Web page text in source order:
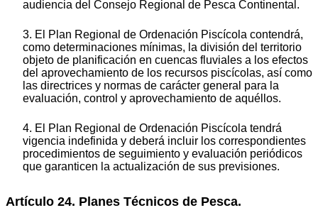
audiencia del Consejo Regional de Pesca Continental.
3. El Plan Regional de Ordenación Piscícola contendrá,
como determinaciones mínimas, la división del territorio
objeto de planificación en cuencas fluviales a los efectos
del aprovechamiento de los recursos piscícolas, así como
las directrices y normas de carácter general para la
evaluación, control y aprovechamiento de aquéllos.
4. El Plan Regional de Ordenación Piscícola tendrá
vigencia indefinida y deberá incluir los correspondientes
procedimientos de seguimiento y evaluación periódicos
que garanticen la actualización de sus previsiones.
Artículo 24. Planes Técnicos de Pesca.